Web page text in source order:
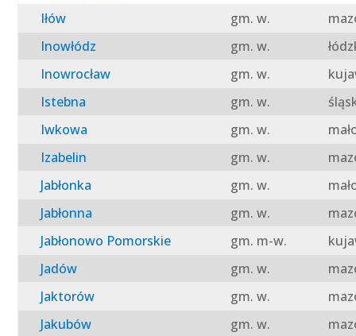
Iłów
gm. w.
Inowłódz
gm. w.
Inowrocław
gm. w.
Istebna
gm. w.
Iwkowa
gm. w.
Izabelin
gm. w.
Jabłonka
gm. w.
Jabłonna
gm. w.
Jabłonowo Pomorskie
gm. m-w.
Jadów
gm. w.
Jaktorów
gm. w.
Jakubów
gm. w.